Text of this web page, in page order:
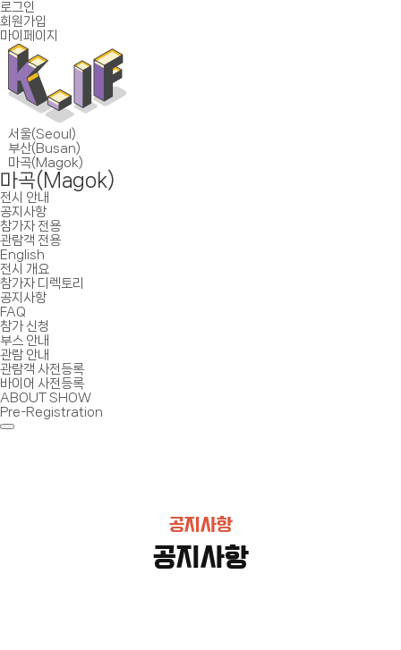
로그인
회원가입
마이페이지
서울(Seoul)
부산(Busan)
마곡(Magok)
마곡(Magok)
전시 안내
공지사항
참가자 전용
관람객 전용
English
전시 개요
참가자 디렉토리
공지사항
FAQ
참가 신청
부스 안내
관람 안내
관람객 사전등록
바이어 사전등록
ABOUT SHOW
Pre-Registration
공지사항
공지사항